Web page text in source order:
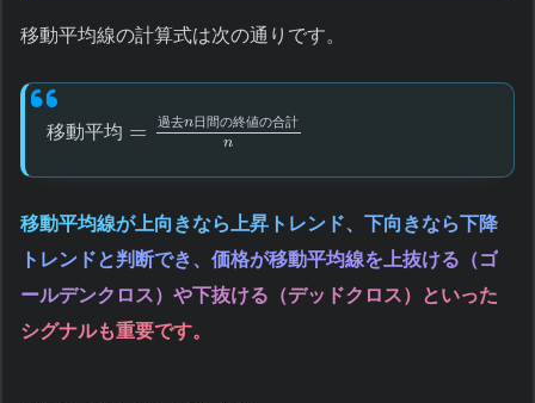
移動平均線の計算式は次の通りです。
移動平均 = 過去n日 間の終値の合計
n
移動平均線が上向きなら上昇トレンド、下向きなら下降
トレンドと判断でき、価格が移動平均線を上抜ける（ゴ
ールデンクロス）や下抜ける（デッドクロス）といった
シグナルも重要です。